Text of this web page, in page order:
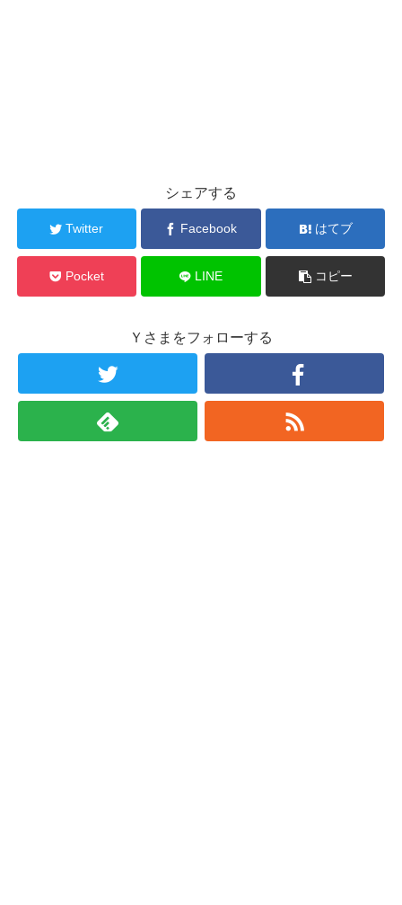
シェアする
Twitter Facebook はてブ
Pocket LINE コピー
Ｙさまをフォローする